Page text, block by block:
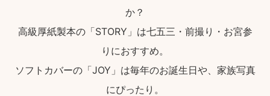
か？
高級厚紙製本の「STORY」は七五三・前撮り・お宮参
りにおすすめ。
ソフトカバーの「JOY」は毎年のお誕生日や、家族写真
にぴったり。